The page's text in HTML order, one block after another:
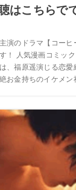
はこちらで
演のドラマ【コー
！ 人気漫画コミッ
、福原遥演じる恋
お金持ちのイケメン